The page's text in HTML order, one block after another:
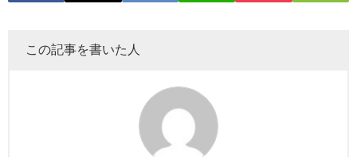
この記事を書いた人